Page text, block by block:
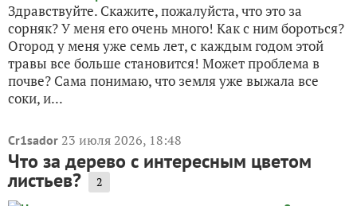
Здравствуйте. Скажите, пожалуйста, что это за
сорняк? У меня его очень много! Как с ним бороться?
Огород у меня уже семь лет, с каждым годом этой
травы все больше становится! Может проблема в
почве? Сама понимаю, что земля уже выжала все
соки, и...
Cr1sador 23 июля 2026, 18:48
Что за дерево с интересным цветом
листьев? 2